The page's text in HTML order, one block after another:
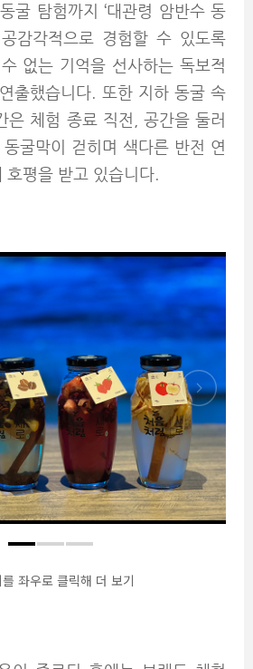
굴 탐험까지 ‘대관령 암반수 동
감각적으로 경험할 수 있도록
없는 기억을 선사하는 독보적
출했습니다. 또한 지하 동굴 속
은 체험 종료 직전, 공간을 둘러
굴막이 걷히며 색다른 반전 연
호평을 받고 있습니다.
좌우로 클릭해 더 보기